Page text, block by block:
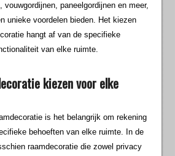
vouwgordijnen, paneelgordijnen en meer,
unieke voordelen bieden. Het kiezen
hangt af van de specifieke
van elke ruimte.
kiezen voor elke
is het belangrijk om rekening
behoeften van elke ruimte. In de
raamdecoratie die zowel privacy